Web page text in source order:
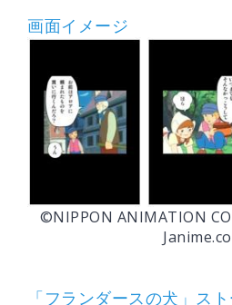
画面イメージ
©NIPPON ANIMATION
「フランダースの犬」ス